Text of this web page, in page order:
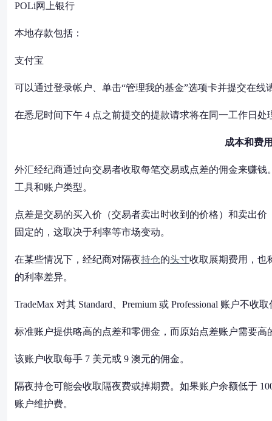
POLi网上银行
本地存款包括：
支付宝
可以通过登录帐户、单击“管理我的基金”选项卡并提交在线
在悉尼时间下午 4 点之前提交的提款请求将在同一工作日
成本和费
外汇经纪商通过向交易者收取每笔交易或点差的佣金来赚
工具和账户类型。
点差是交易的买入价（交易者卖出时收到的价格）和卖出
固定的，这取决于利率等市场变动。
在某些情况下，经纪商对隔夜持仓的头寸收取展期费用，也
的利率差异。
TradeMax 对其 Standard、Premium 或 Professional 账户不
标准账户提供略高的点差和零佣金，而原始点差账户需要高
该账户收取每手 7 美元或 9 澳元的佣金。
隔夜持仓可能会收取隔夜费或掉期费。如果账户余额低于
账户维护费。